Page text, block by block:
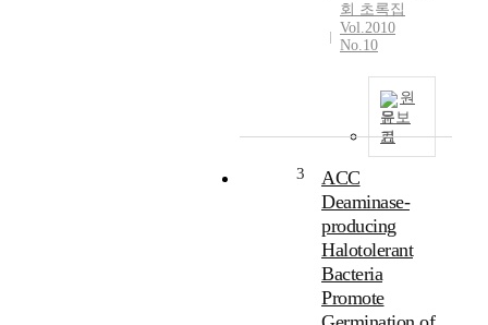
회 초록집
Vol.2010
No.10
원
문보
기
3
ACC
Deaminase-
producing
Halotolerant
Bacteria
Promote